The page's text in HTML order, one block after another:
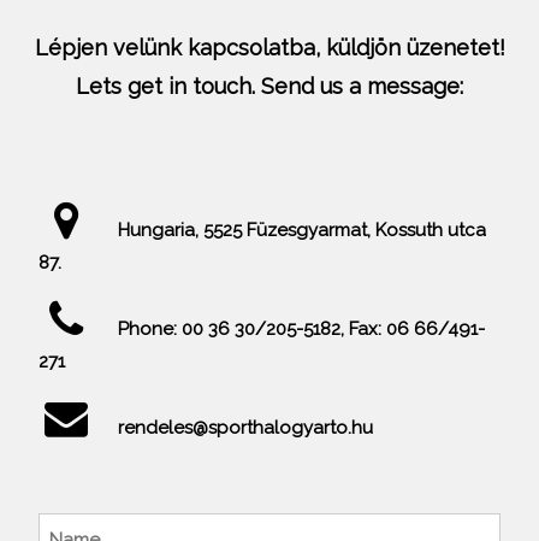
Lépjen velünk kapcsolatba, küldjön üzenetet!
Lets get in touch. Send us a message:
Hungaria, 5525 Füzesgyarmat, Kossuth utca
87.
Phone: 00 36 30/205-5182, Fax: 06 66/491-
271
rendeles@sporthalogyarto.hu